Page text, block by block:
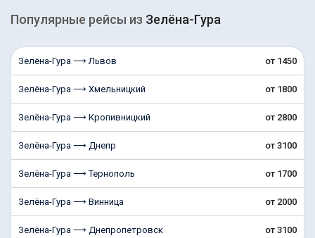
Популярные рейсы из Зелёна-Гура
Зелёна-Гура ⟶ Львов от 1450
Зелёна-Гура ⟶ Хмельницкий от 1800
Зелёна-Гура ⟶ Кропивницкий от 2800
Зелёна-Гура ⟶ Днепр от 3100
Зелёна-Гура ⟶ Тернополь от 1700
Зелёна-Гура ⟶ Винница от 2000
Зелёна-Гура ⟶ Днепропетровск от 3100